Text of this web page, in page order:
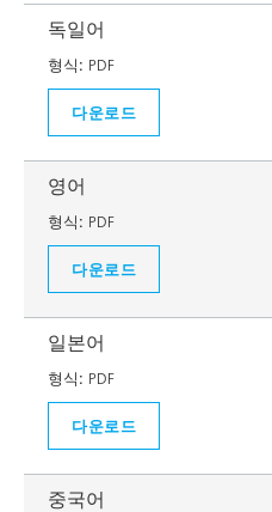
독일어
형식: PDF
다운로드
영어
형식: PDF
다운로드
일본어
형식: PDF
다운로드
중국어